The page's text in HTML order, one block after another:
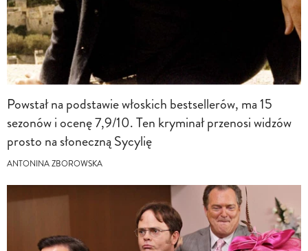
Powstał na podstawie włoskich bestsellerów, ma 15
sezonów i ocenę 7,9/10. Ten kryminał przenosi widzów
prosto na słoneczną Sycylię
ANTONINA ZBOROWSKA